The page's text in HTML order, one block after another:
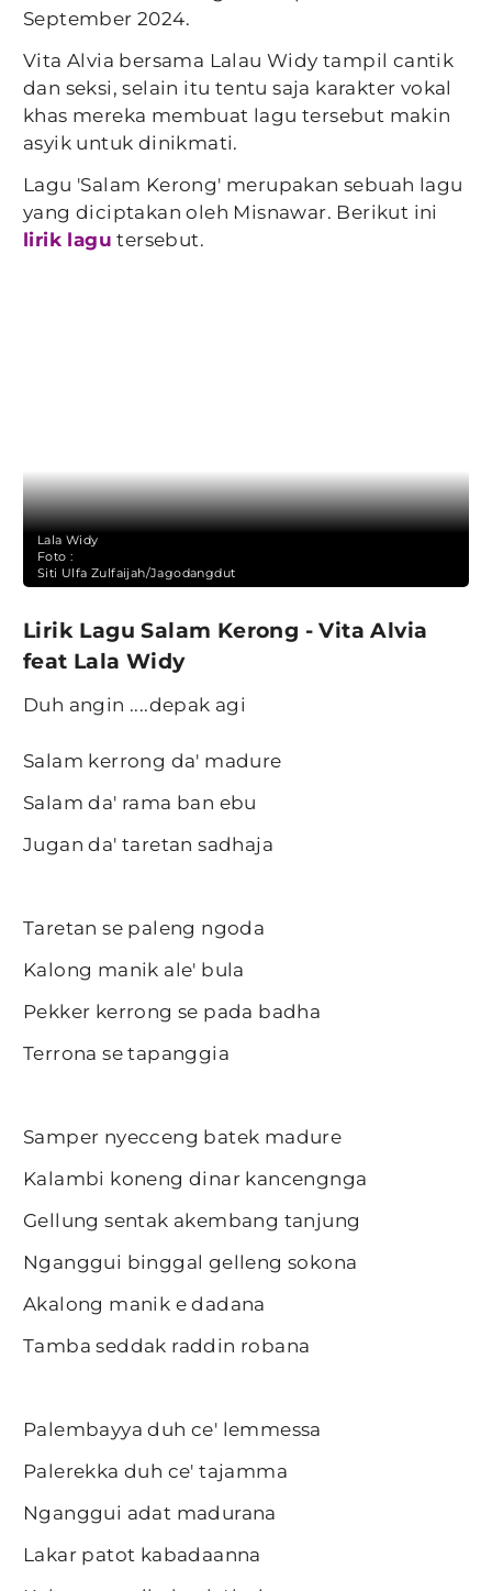
September 2024.
Vita Alvia bersama Lalau Widy tampil cantik
dan seksi, selain itu tentu saja karakter vokal
khas mereka membuat lagu tersebut makin
asyik untuk dinikmati.
Lagu 'Salam Kerong' merupakan sebuah lagu
yang diciptakan oleh Misnawar. Berikut ini
lirik lagu tersebut.
Lala Widy
Foto :
Siti Ulfa Zulfaijah/Jagodangdut
Lirik Lagu Salam Kerong - Vita Alvia
feat Lala Widy
Duh angin ....depak agi
Salam kerrong da' madure
Salam da' rama ban ebu
Jugan da' taretan sadhaja
Taretan se paleng ngoda
Kalong manik ale' bula
Pekker kerrong se pada badha
Terrona se tapanggia
Samper nyecceng batek madure
Kalambi koneng dinar kancengnga
Gellung sentak akembang tanjung
Nganggui binggal gelleng sokona
Akalong manik e dadana
Tamba seddak raddin robana
Palembayya duh ce' lemmessa
Palerekka duh ce' tajamma
Nganggui adat madurana
Lakar patot kabadaanna